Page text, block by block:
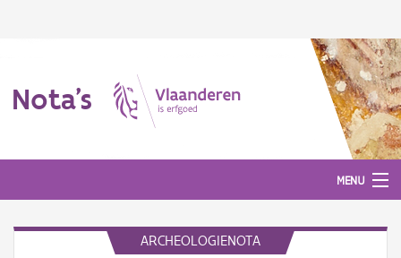
Nota's
MENU
ARCHEOLOGIENOTA